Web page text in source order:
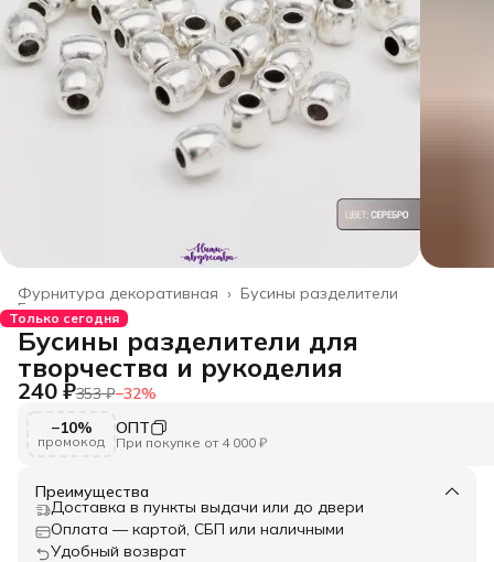
Бусины разделители
Фурнитура декоративная ›
Главная ›
Только сегодня
Бусины разделители для
творчества и рукоделия
240 ₽353 ₽−32%
−10%
промокод
ОПТ
При покупке от 4 000 ₽
Преимущества
Доставка в пункты выдачи или до двери
Оплата — картой, СБП или наличными
Удобный возврат